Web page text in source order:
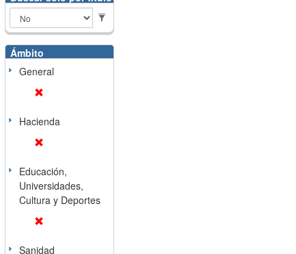
Ámbito
General
Hacienda
Educación,
Universidades,
Cultura y Deportes
Sanidad